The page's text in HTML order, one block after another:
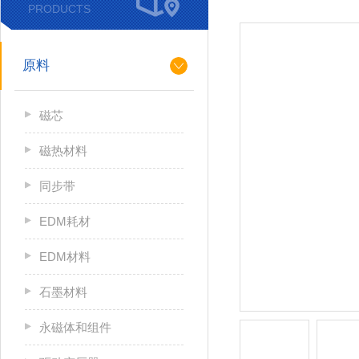
PRODUCTS
原料
磁芯
磁热材料
同步带
EDM耗材
EDM材料
石墨材料
永磁体和组件